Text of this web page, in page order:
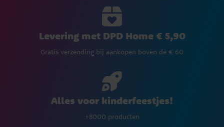
Levering met DPD Home € 5,90
Gratis verzending bij aankopen boven de € 60
Alles voor kinderfeestjes!
+8000 producten